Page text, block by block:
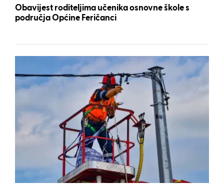
Obavijest roditeljima učenika osnovne škole s
područja Općine Feričanci